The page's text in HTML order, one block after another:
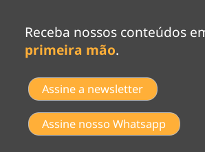
Receba nossos conteúdos
primeira mão.
Assine a newsletter
Assine nosso Whatsapp